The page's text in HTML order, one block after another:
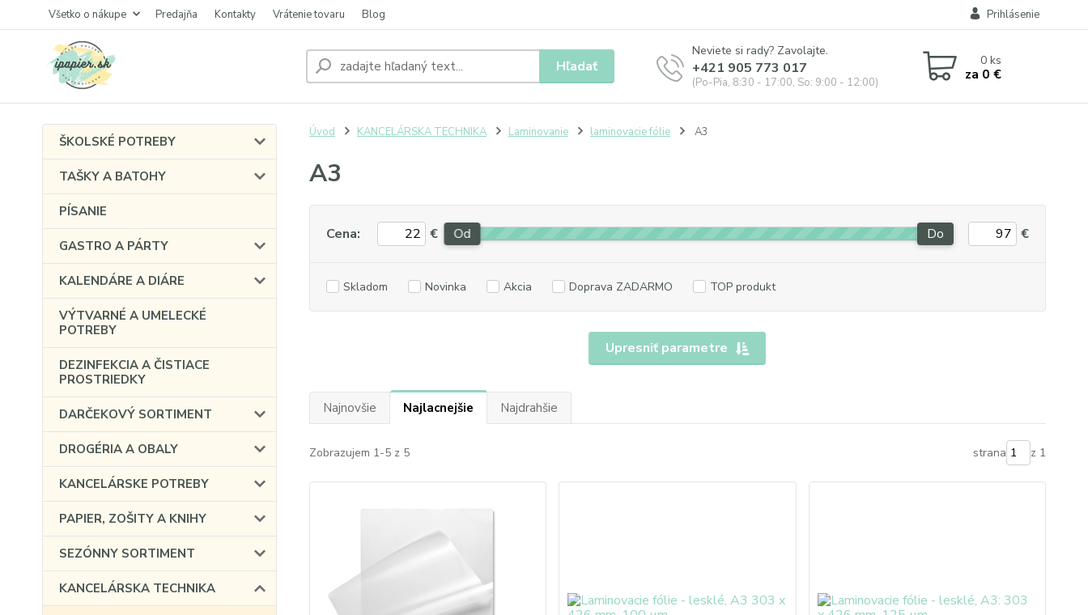
Všetko o nákupe Predajňa Kontakty Vrátenie tovaru Blog Prihlásenie
Hľadať
Neviete si rady? Zavolajte.
+421 905 773 017
(Po-Pia, 8:30 - 17:00, So: 9:00 - 12:00)
0ks
za 0 €
ŠKOLSKÉ POTREBY
TAŠKY A BATOHY
PÍSANIE
GASTRO A PÁRTY
KALENDÁRE A DIÁRE
VÝTVARNÉ A UMELECKÉ
POTREBY
DEZINFEKCIA A ČISTIACE
PROSTRIEDKY
DARČEKOVÝ SORTIMENT
DROGÉRIA A OBALY
KANCELÁRSKE POTREBY
PAPIER, ZOŠITY A KNIHY
SEZÓNNY SORTIMENT
KANCELÁRSKA TECHNIKA
Úvod KANCELÁRSKA TECHNIKA Laminovanie laminovacie fólie A3
A3
Upresniť parametre
Cena: € Od Do €
Skladom Novinka Akcia Doprava ZADARMO TOP produkt
Najnovšie Najlacnejšie Najdrahšie
Zobrazujem 1-5 z 5 strana z 1